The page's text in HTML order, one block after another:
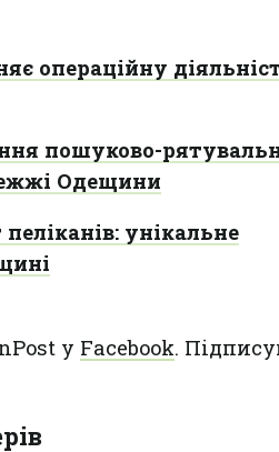
операційну
пошуково-
Одещини
унікальне
у Facebook.